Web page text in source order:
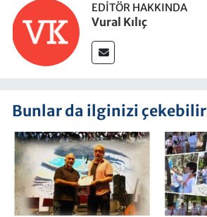
EDITÖR HAKKINDA
Vural Kılıç
Bunlar da ilginizi çekebilir